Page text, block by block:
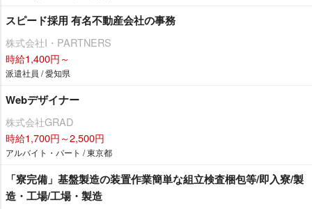
スピード採用 有名不動産会社の事務
株式会社I・PARTNERS
時給1,400円～
派遣社員 / 愛知県
Webデザイナー
株式会社GRAD
時給1,700円～2,500円
アルバイト・パート / 東京都
「寮完備」基盤製造の装置作業簡単な組立検査梱包等/即入寮/製
造・工場/工場・製造